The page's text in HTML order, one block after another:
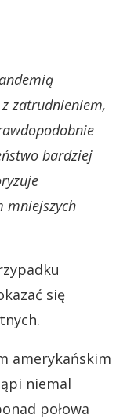
zatrudnieniem,
bardziej
mniejszych
się
amerykańskim
niemal
połowa